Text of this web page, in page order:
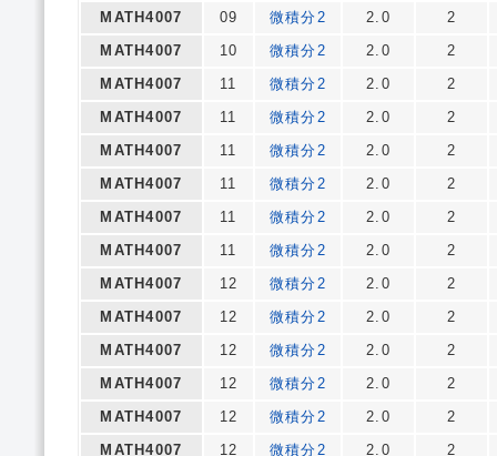
MATH4007
09 微積分2 2.0
2
MATH4007
10 微積分2 2.0
2
MATH4007
11 微積分2 2.0
2
MATH4007
11 微積分2 2.0
2
MATH4007
11 微積分2 2.0
2
MATH4007
11 微積分2 2.0
2
MATH4007
11 微積分2 2.0
2
MATH4007
11 微積分2 2.0
2
MATH4007
12 微積分2 2.0
2
MATH4007
12 微積分2 2.0
2
MATH4007
12 微積分2 2.0
2
MATH4007
12 微積分2 2.0
2
MATH4007
12 微積分2 2.0
2
MATH4007
12 微積分2 2.0
2